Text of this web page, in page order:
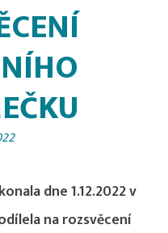
dne 1.12.2022 v
na rozsvěcení